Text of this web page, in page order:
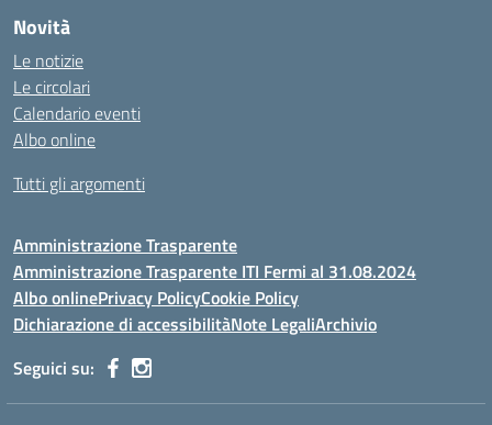
Novità
Le notizie
Le circolari
Calendario eventi
Albo online
Tutti gli argomenti
Amministrazione Trasparente
Amministrazione Trasparente ITI Fermi al 31.08.2024
Albo onlinePrivacy PolicyCookie Policy
Dichiarazione di accessibilitàNote LegaliArchivio
Seguici su: